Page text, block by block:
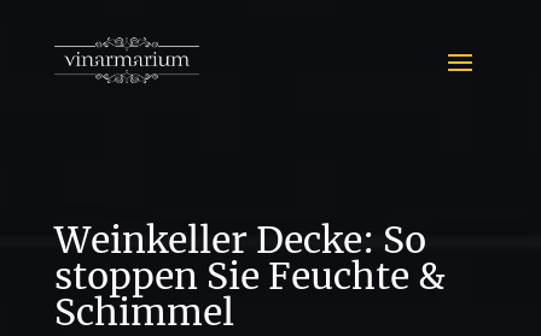
Weinkeller Decke: So
stoppen Sie Feuchte &
Schimmel